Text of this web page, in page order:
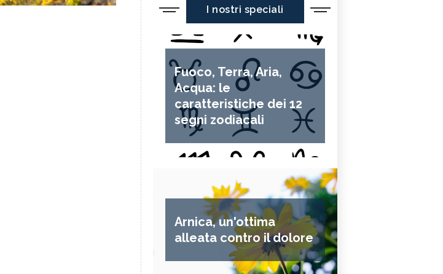
I nostri speciali
Fuoco, Terra, Aria,
Acqua: le
caratteristiche dei 12
segni zodiacali
Arnica, un'ottima
alleata contro il dolore